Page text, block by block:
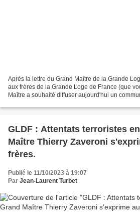
Après la lettre du Grand Maître de la Grande
aux frères de la Grande Loge de France (que
Maître a souhaité diffuser aujourd'hui un
GLDF : Attentats terroristes
Maître Thierry Zaveroni
frères.
Publié le 11/10/2023 à 19:07
Par Jean-Laurent Turbet